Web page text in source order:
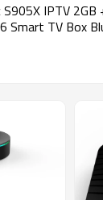
IPTV 2GB
Smart TV Box